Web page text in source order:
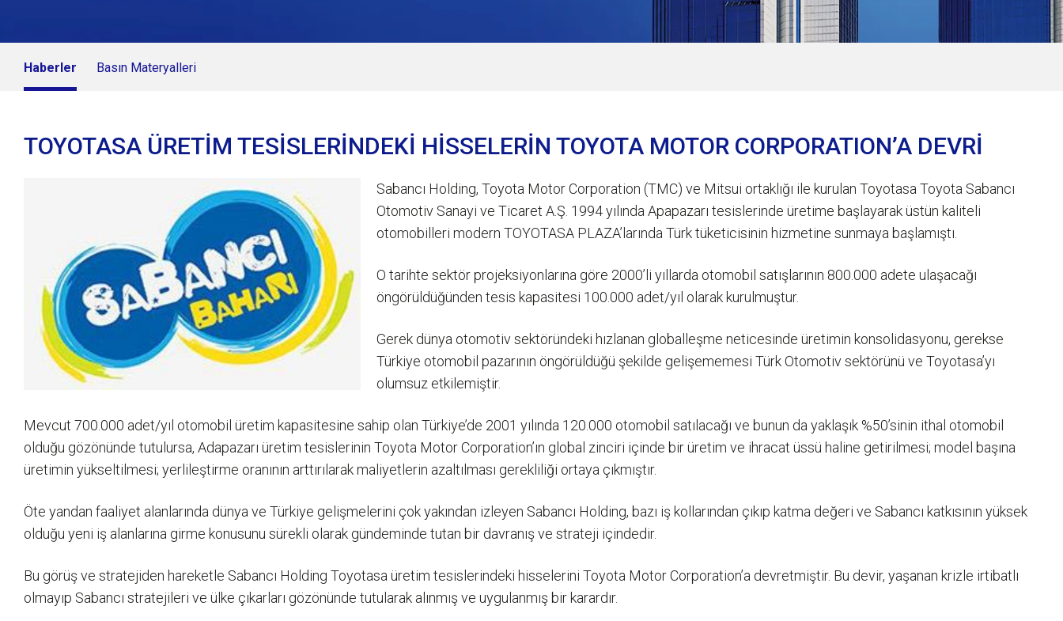
Haberler Basın Materyalleri
TOYOTASA ÜRETİM TESİSLERİNDEKİ HİSSELERİN TOYOTA MOTOR CORPORATION’A DEVRİ
Sabancı Holding, Toyota Motor Corporation (TMC) ve Mitsui ortaklığı ile kurulan Toyotasa Toyota Sabancı
Otomotiv Sanayi ve Ticaret A.Ş. 1994 yılında Apapazarı tesislerinde üretime başlayarak üstün kaliteli
otomobilleri modern TOYOTASA PLAZA’larında Türk tüketicisinin hizmetine sunmaya başlamıştı.
O tarihte sektör projeksiyonlarına göre 2000’li yıllarda otomobil satışlarının 800.000 adete ulaşacağı
öngörüldüğünden tesis kapasitesi 100.000 adet/yıl olarak kurulmuştur.
Gerek dünya otomotiv sektöründeki hızlanan globalleşme neticesinde üretimin konsolidasyonu, gerekse
Türkiye otomobil pazarının öngörüldüğü şekilde gelişememesi Türk Otomotiv sektörünü ve Toyotasa’yı
olumsuz etkilemiştir.
Mevcut 700.000 adet/yıl otomobil üretim kapasitesine sahip olan Türkiye’de 2001 yılında 120.000 otomobil satılacağı ve bunun da yaklaşık %50’sinin ithal otomobil
olduğu gözönünde tutulursa, Adapazarı üretim tesislerinin Toyota Motor Corporation’ın global zinciri içinde bir üretim ve ihracat üssü haline getirilmesi; model başına
üretimin yükseltilmesi; yerlileştirme oranının arttırılarak maliyetlerin azaltılması gerekliliği ortaya çıkmıştır.
Öte yandan faaliyet alanlarında dünya ve Türkiye gelişmelerini çok yakından izleyen Sabancı Holding, bazı iş kollarından çıkıp katma değeri ve Sabancı katkısının yüksek
olduğu yeni iş alanlarına girme konusunu sürekli olarak gündeminde tutan bir davranış ve strateji içindedir.
Bu görüş ve stratejiden hareketle Sabancı Holding Toyotasa üretim tesislerindeki hisselerini Toyota Motor Corporation’a devretmiştir. Bu devir, yaşanan krizle irtibatlı
olmayıp Sabancı stratejileri ve ülke çıkarları gözönünde tutularak alınmış ve uygulanmış bir karardır.